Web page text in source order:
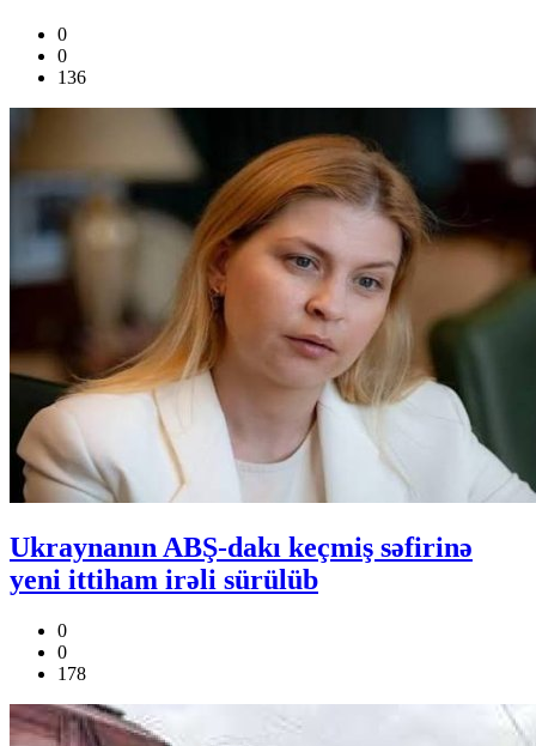
0
0
136
Ukraynanın ABŞ-dakı keçmiş səfirinə
yeni ittiham irəli sürülüb
0
0
178